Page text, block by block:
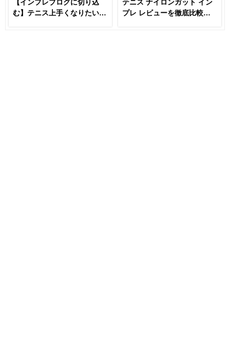
【インプレブログに切り込
む】テニス上手くなりたいな
テニス ナイロンガット イン
プレ レビューを徹底比較